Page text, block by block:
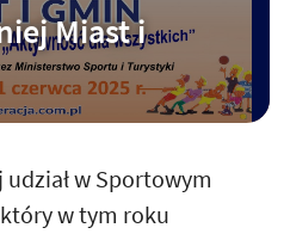
Miast i
udział w Sportowym
w tym roku